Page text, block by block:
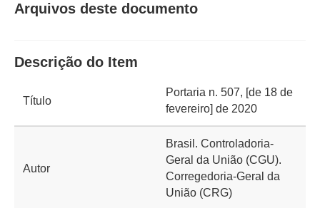
Arquivos deste documento
Descrição do Item
Título
Portaria n. 507, [de 18 de
fevereiro] de 2020
Autor
Brasil. Controladoria-
Geral da União (CGU).
Corregedoria-Geral da
União (CRG)